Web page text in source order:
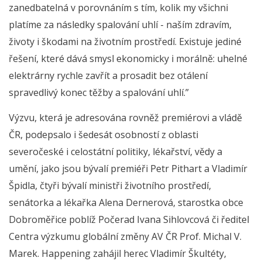
zanedbatelná v porovnáním s tím, kolik my všichni
platíme za následky spalování uhlí - naším zdravím,
životy i škodami na životním prostředí. Existuje jediné
řešení, které dává smysl ekonomicky i morálně: uhelné
elektrárny rychle zavřít a prosadit bez otálení
spravedlivý konec těžby a spalování uhlí.”
Výzvu, která je adresována rovněž premiérovi a vládě
ČR, podepsalo i šedesát osobností z oblasti
severočeské i celostátní politiky, lékařství, vědy a
umění, jako jsou bývalí premiéři Petr Pithart a Vladimír
Špidla, čtyři bývalí ministři životního prostředí,
senátorka a lékařka Alena Dernerová, starostka obce
Dobroměřice poblíž Počerad Ivana Sihlovcová či ředitel
Centra výzkumu globální změny AV ČR Prof. Michal V.
Marek. Happening zahájil herec Vladimír Škultéty,